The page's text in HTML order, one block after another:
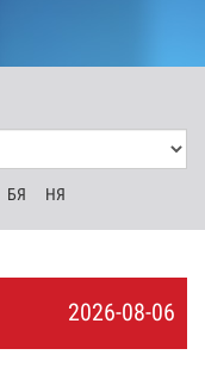
БЯ НЯ
2026-08-06